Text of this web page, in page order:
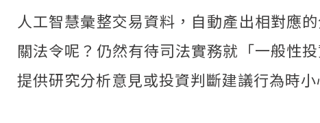
人工智慧彙整交易資料，自動產出相對應
關法令呢？仍然有待司法實務就「一般性
提供研究分析意見或投資判斷建議行為時小